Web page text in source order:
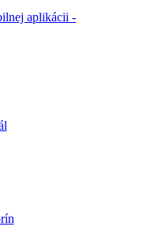
aplikácii -